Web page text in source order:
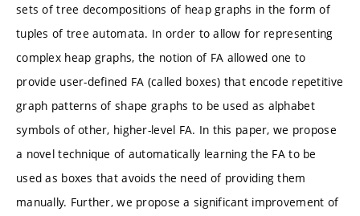
sets of tree decompositions of heap graphs in the form of
tuples of tree automata. In order to allow for representing
complex heap graphs, the notion of FA allowed one to
provide user-defined FA (called boxes) that encode repetitive
graph patterns of shape graphs to be used as alphabet
symbols of other, higher-level FA. In this paper, we propose
a novel technique of automatically learning the FA to be
used as boxes that avoids the need of providing them
manually. Further, we propose a significant improvement of